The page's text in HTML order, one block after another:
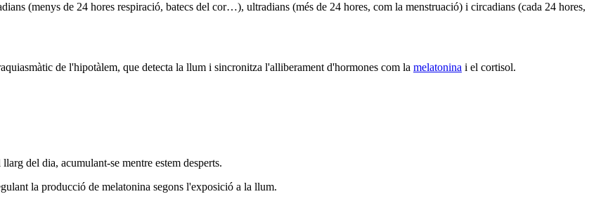
(menys de 24 hores respiració, batecs del cor…), ultradians (més de 24 hores, com la menstruació) i circadians (cada 24 hores,
de l'hipotàlem, que detecta la llum i sincronitza l'alliberament d'hormones com la melatonina i el cortisol.
del dia, acumulant-se mentre estem desperts.
la producció de melatonina segons l'exposició a la llum.